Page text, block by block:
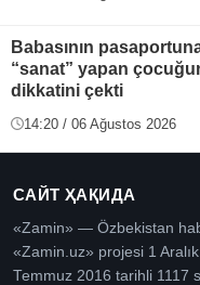
Babasının
“sanat” yapan
dikkatini çekti
14:20 / 06 Ağustos 2026
САЙТ ҲАҚИДА
«Zamin» — Özbekistan
«Zamin.uz» projesi 1
Temmuz 2016 tarihli 1117